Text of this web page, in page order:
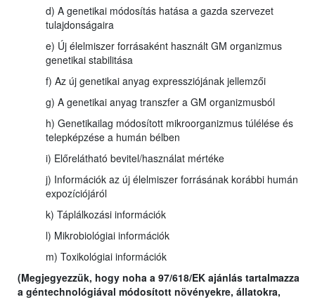
d) A genetikai módosítás hatása a gazda szervezet
tulajdonságaira
e) Új élelmiszer forrásaként használt GM organizmus
genetikai stabilitása
f) Az új genetikai anyag expressziójának jellemzői
g) A genetikai anyag transzfer a GM organizmusból
h) Genetikailag módosított mikroorganizmus túlélése és
telepképzése a humán bélben
i) Előrelátható bevitel/használat mértéke
j) Információk az új élelmiszer forrásának korábbi humán
expozíciójáról
k) Táplálkozási információk
l) Mikrobiológiai információk
m) Toxikológiai információk
(Megjegyezzük, hogy noha a 97/618/EK ajánlás tartalmazza
a géntechnológiával módosított növényekre, állatokra,